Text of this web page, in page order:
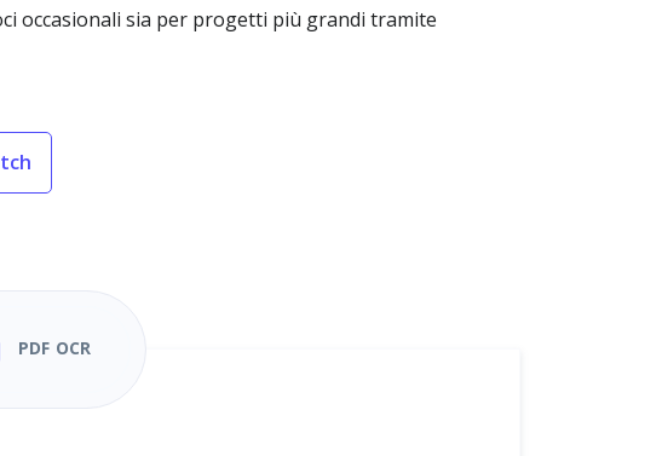
occasionali sia per progetti più grandi tramite
PDF OCR